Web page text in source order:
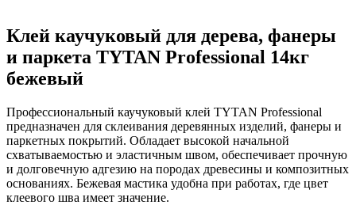
Клей каучуковый для дерева, фанеры
и паркета TYTAN Professional 14кг
бежевый
Профессиональный каучуковый клей TYTAN Professional
предназначен для склеивания деревянных изделий, фанеры и
паркетных покрытий. Обладает высокой начальной
схватываемостью и эластичным швом, обеспечивает прочную
и долговечную адгезию на породах древесины и композитных
основаниях. Бежевая мастика удобна при работах, где цвет
клеевого шва имеет значение.